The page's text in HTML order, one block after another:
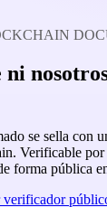
ni
se sella con
Verificable por
forma pública
verificador